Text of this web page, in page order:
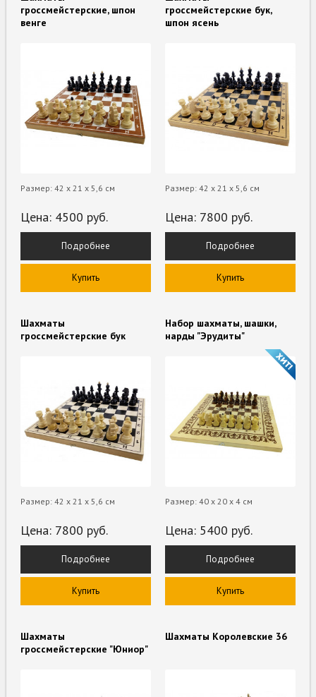
гроссмейстерские, шпон
венге
Размер: 42 х 21 х 5,6 см
Цена: 4500 руб.
Подробнее
Купить
гроссмейстерские бук,
шпон ясень
Размер: 42 х 21 х 5,6 см
Цена: 7800 руб.
Подробнее
Купить
Шахматы
гроссмейстерские бук
Размер: 42 х 21 х 5,6 см
Цена: 7800 руб.
Подробнее
Купить
Набор шахматы, шашки,
нарды "Эрудиты"
Размер: 40 х 20 х 4 см
Цена: 5400 руб.
Подробнее
Купить
Шахматы
гроссмейстерские "Юниор"
Шахматы Королевские 36